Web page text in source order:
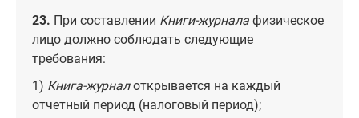
23. При составлении Книги-журнала физическое
лицо должно соблюдать следующие
требования:
1) Книга-журналоткрывается на каждый
отчетный период (налоговый период);